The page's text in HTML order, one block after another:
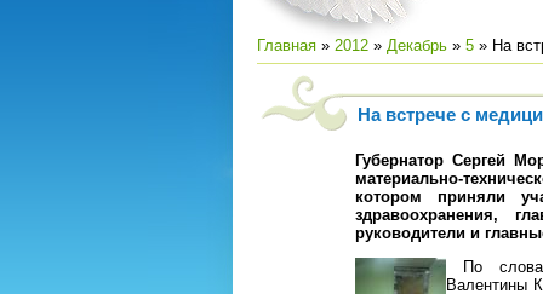
Главная » 2012 » Декабрь » 5 » На
На встрече с
Губернатор Сергей
материально-
котором приняли
здравоохранения,
руководители и
По
Валентины